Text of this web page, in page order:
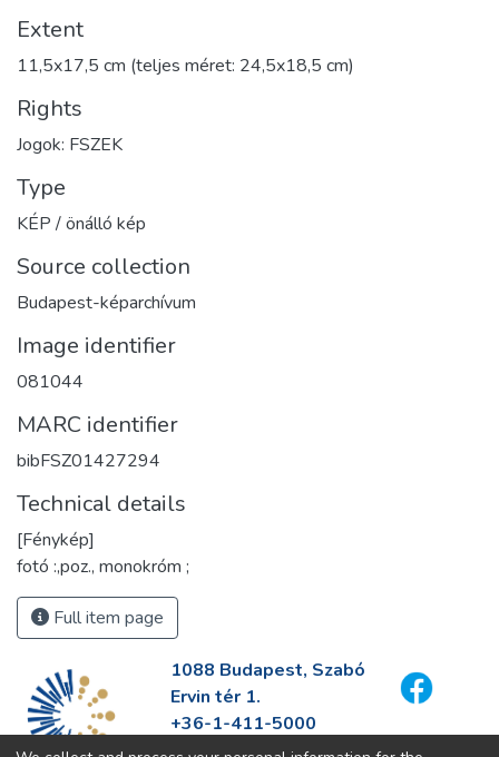
Extent
11,5x17,5 cm (teljes méret: 24,5x18,5 cm)
Rights
Jogok: FSZEK
Type
KÉP / önálló kép
Source collection
Budapest-képarchívum
Image identifier
081044
MARC identifier
bibFSZ01427294
Technical details
[Fénykép]
fotó :,poz., monokróm ;
Full item page
1088 Budapest, Szabó
Ervin tér 1.
+36-1-411-5000
info@fszek.hu